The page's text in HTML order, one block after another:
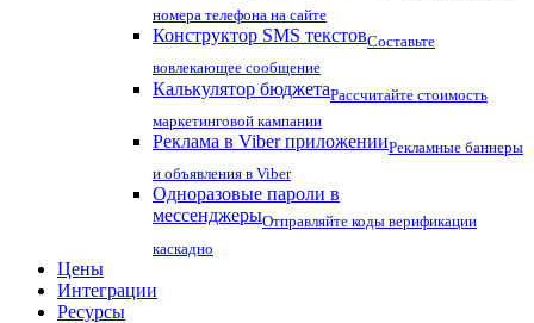
номера телефона на сайте
Конструктор SMS текстовСоставьте
вовлекающее сообщение
Калькулятор бюджетаРассчитайте стоимость
маркетинговой кампании
Реклама в Viber приложенииРекламные баннеры
и объявления в Viber
Одноразовые пароли в
мессенджерыОтправляйте коды верификации
каскадно
Цены
Интеграции
Ресурсы